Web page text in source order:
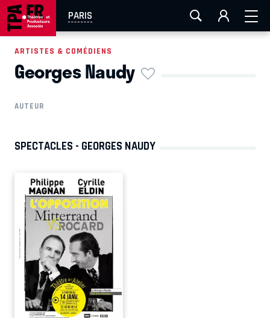
PARIS
AIX-MARSEILLE LA ROCHELLE
EN TOURNÉE
ARTISTES & COMÉDIENS
Georges Naudy
AUTEUR
SPECTACLES - GEORGES NAUDY